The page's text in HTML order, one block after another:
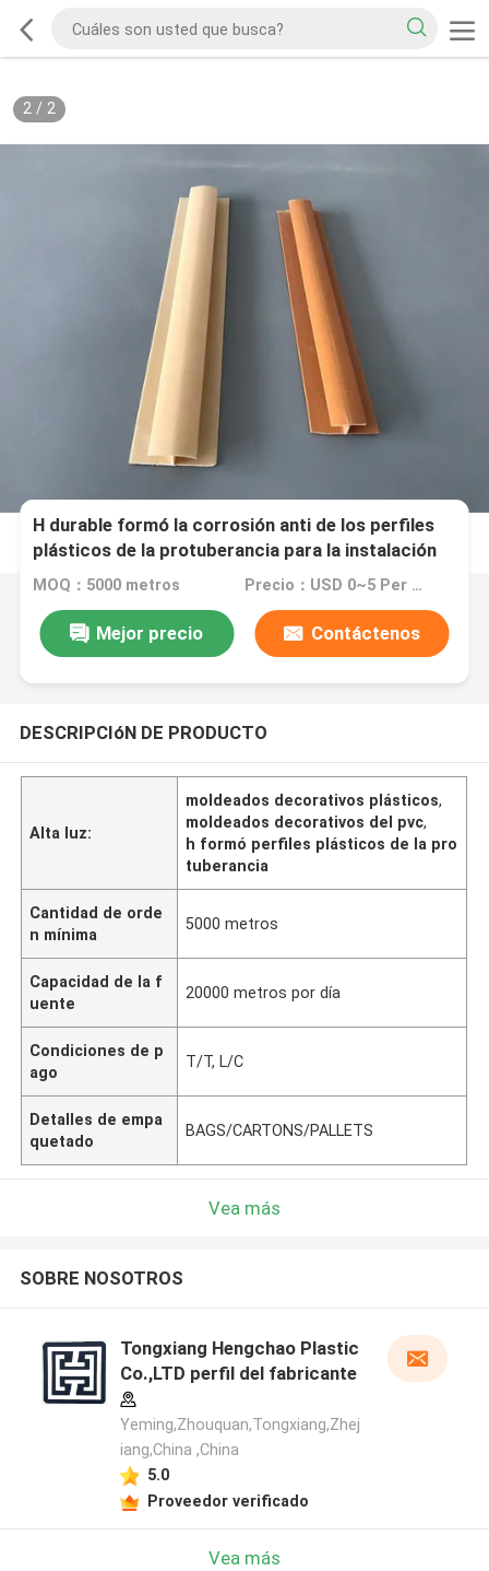
2/ 2
H durable formó la corrosión anti de los perfiles
plásticos de la protuberancia para la instalación
del techo
MOQ：5000 metros Precio：USD 0~5 Per Meter
Mejor precio Contáctenos
DESCRIPCIóN DE PRODUCTO
Alta luz:
moldeados decorativos plásticos,
moldeados decorativos del pvc,
h formó perfiles plásticos de la pro
tuberancia
Cantidad de orde
n mínima
5000 metros
Capacidad de la f
uente
20000 metros por día
Condiciones de p
ago
T/T, L/C
Detalles de empa
quetado
BAGS/CARTONS/PALLETS
Vea más
SOBRE NOSOTROS
Tongxiang Hengchao Plastic
Co.,LTD perfil del fabricante
Yeming,Zhouquan,Tongxiang,Zhej
iang,China ,China
5.0
Proveedor verificado
Vea más